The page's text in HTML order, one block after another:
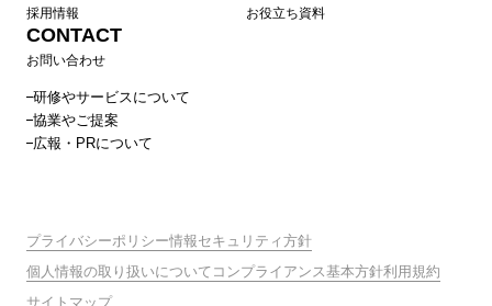
採用情報 お役立ち資料
CONTACT
お問い合わせ
研修やサービスについて
協業やご提案
広報・PRについて
プライバシーポリシー情報セキュリティ方針
個人情報の取り扱いについて コンプライアンス基本方針利用規約
サイトマップ